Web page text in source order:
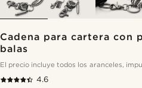
Cadena para cartera con
balas
El precio incluye todos los aranceles,
4.6